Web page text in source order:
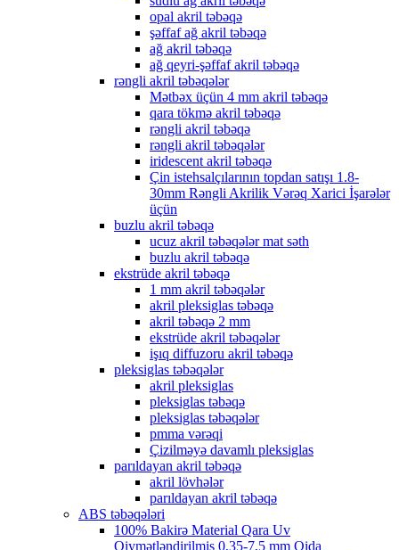
opal akril təbəqə
şəffaf ağ akril təbəqə
ağ akril təbəqə
ağ qeyri-şəffaf akril təbəqə
rəngli akril təbəqələr
Mətbəx üçün 4 mm akril təbəqə
qara tökmə akril təbəqə
rəngli akril təbəqə
rəngli akril təbəqələr
iridescent akril təbəqə
Çin istehsalçılarının topdan satışı 1.8-
30mm Rəngli Akrilik Vərəq Xarici İşarələr
üçün
buzlu akril təbəqə
ucuz akril təbəqələr mat səth
buzlu akril təbəqə
ekstrüde akril təbəqə
1 mm akril təbəqələr
akril pleksiglas təbəqə
akril təbəqə 2 mm
ekstrüde akril təbəqələr
işıq diffuzoru akril təbəqə
pleksiglas təbəqələr
akril pleksiglas
pleksiglas təbəqə
pleksiglas təbəqələr
pmma vərəqi
Çizilməyə davamlı pleksiglas
parıldayan akril təbəqə
akril lövhələr
parıldayan akril təbəqə
ABS təbəqələri
100% Bakirə Material Qara Uv
Qiymətləndirilmiş 0,35-7,5 mm Qida